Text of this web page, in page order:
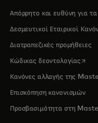
Απόρρητο και ευθύνη για
Δεσμευτικοί Εταιρικοί
Διατραπεζικές προμήθειες
Κώδικας δεοντολογίας
Κανόνες αλλαγής της
Επισκόπηση κανονισμών
Προσβασιμότητα στη